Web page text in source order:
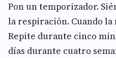
Pon un temporizador.
la respiración. Cuando la
Repite durante cinco
días durante cuatro